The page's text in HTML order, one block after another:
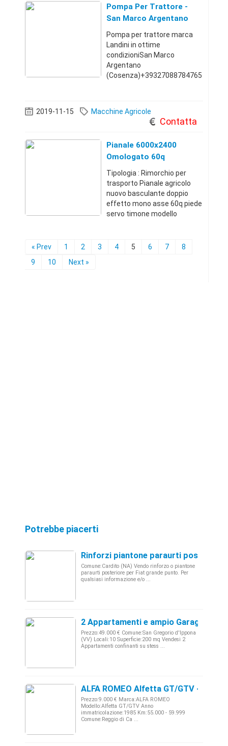
Pompa Per Trattore -
San Marco Argentano
(Cosenza)
Pompa per trattore marca
Landini in ottime
condizioniSan Marco
Argentano
(Cosenza)+39327088784765
2019-11-15 Macchine Agricole
Contatta
Pianale 6000x2400
Omologato 60q
Tipologia : Rimorchio per
trasporto Pianale agricolo
nuovo basculante doppio
effetto mono asse 60q piede
servo timone modello
Emilia (Reggio
« Prev 1 2 3 4 5 6 7
8
9
10 Next »
Potrebbe piacerti
Rinforzi piantone paraurti posteriore
Comune:Cardito (NA) Vendo rinforzo o piantone
paraurti posteriore per Fiat grande punto. Per
qualsiasi informazione e/o ...
2 Appartamenti e ampio Garage,
Prezzo:49.000 € Comune:San Gregorio d'Ippona
(VV) Locali:10 Superficie:200 mq Vendesi 2
Appartamenti confinanti su stess ...
ALFA ROMEO Alfetta GT/GTV - 1985
Prezzo:9.000 € Marca:ALFA ROMEO
Modello:Alfetta GT/GTV Anno
immatricolazione:1985 Km:55.000 - 59.999
Comune:Reggio di Ca ...